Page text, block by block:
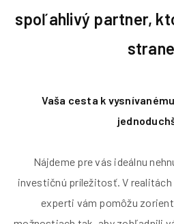
spoľahlivý partner,
Vaša cesta k
Nájdeme pre vás ideálnu
investičnú príležitosť. V
experti vám pomôžu